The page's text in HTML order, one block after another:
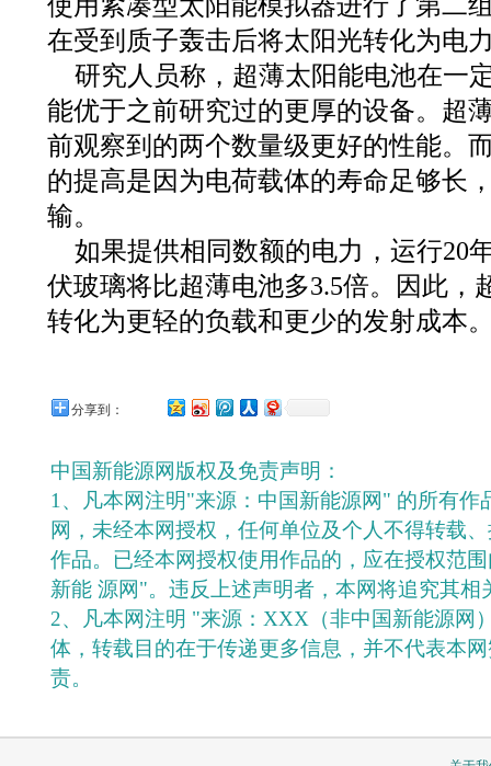
在受到质子轰击后将太阳光转化为电
研究人员称，超薄太阳能电池在一
能优于之前研究过的更厚的设备。超
前观察到的两个数量级更好的性能。
的提高是因为电荷载体的寿命足够长
输。
如果提供相同数额的电力，运行20
伏玻璃将比超薄电池多3.5倍。因此，
转化为更轻的负载和更少的发射成本
分享到：
中国新能源网版权及免责声明：
1、凡本网注明"来源：中国新能源网" 的所有作
网，未经本网授权，任何单位及个人不得转载
作品。已经本网授权使用作品的，应在授权范
新能 源网"。违反上述声明者，本网将追究其相
2、凡本网注明 "来源：XXX（非中国新能源网
体，转载目的在于传递更多信息，并不代表本
责。